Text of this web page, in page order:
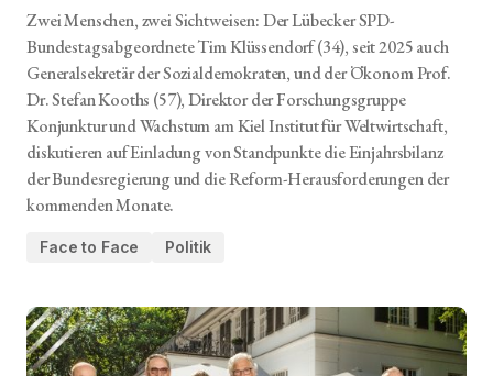
Zwei Menschen, zwei Sichtweisen: Der Lübecker SPD-
Bundestagsabgeordnete Tim Klüssendorf (34), seit 2025 auch
Generalsekretär der Sozialdemokraten, und der Ökonom Prof.
Dr. Stefan Kooths (57), Direktor der Forschungsgruppe
Konjunktur und Wachstum am Kiel Institut für Weltwirtschaft,
diskutieren auf Einladung von Standpunkte die Einjahrsbilanz
der Bundesregierung und die Reform-Herausforderungen der
kommenden Monate.
Face to Face Politik